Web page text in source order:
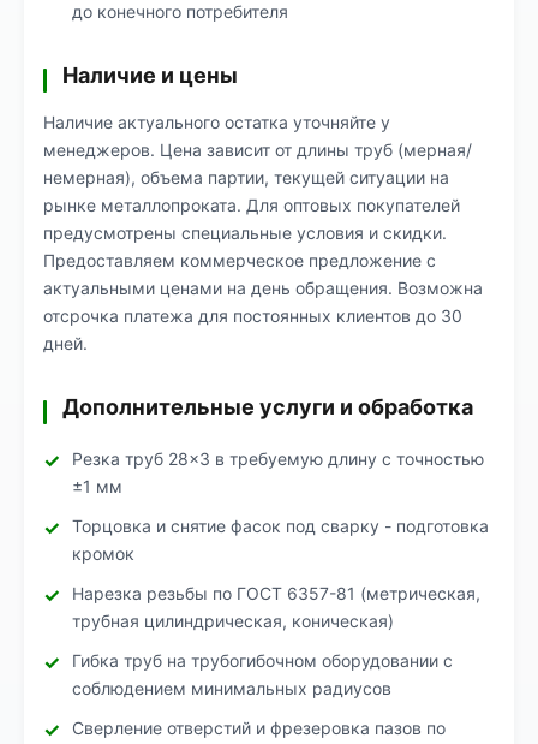
до конечного потребителя
Наличие и цены
Наличие актуального остатка уточняйте у
менеджеров. Цена зависит от длины труб (мерная/
немерная), объема партии, текущей ситуации на
рынке металлопроката. Для оптовых покупателей
предусмотрены специальные условия и скидки.
Предоставляем коммерческое предложение с
актуальными ценами на день обращения. Возможна
отсрочка платежа для постоянных клиентов до 30
дней.
Дополнительные услуги и обработка
Резка труб 28×3 в требуемую длину с точностью
±1 мм
Торцовка и снятие фасок под сварку - подготовка
кромок
Нарезка резьбы по ГОСТ 6357-81 (метрическая,
трубная цилиндрическая, коническая)
Гибка труб на трубогибочном оборудовании с
соблюдением минимальных радиусов
Сверление отверстий и фрезеровка пазов по